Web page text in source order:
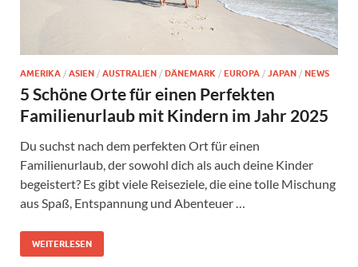
AMERIKA / ASIEN / AUSTRALIEN / DÄNEMARK / EUROPA / JAPAN / NEWS
5 Schöne Orte für einen Perfekten
Familienurlaub mit Kindern im Jahr 2025
Du suchst nach dem perfekten Ort für einen
Familienurlaub, der sowohl dich als auch deine Kinder
begeistert? Es gibt viele Reiseziele, die eine tolle Mischung
aus Spaß, Entspannung und Abenteuer …
WEITERLESEN